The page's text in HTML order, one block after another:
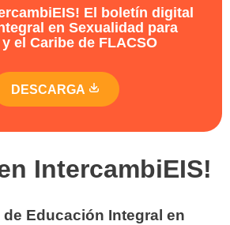
El boletín digital
en Sexualidad para
el Caribe de FLACSO
DESCARGA
IntercambiEIS!
Educación Integral en